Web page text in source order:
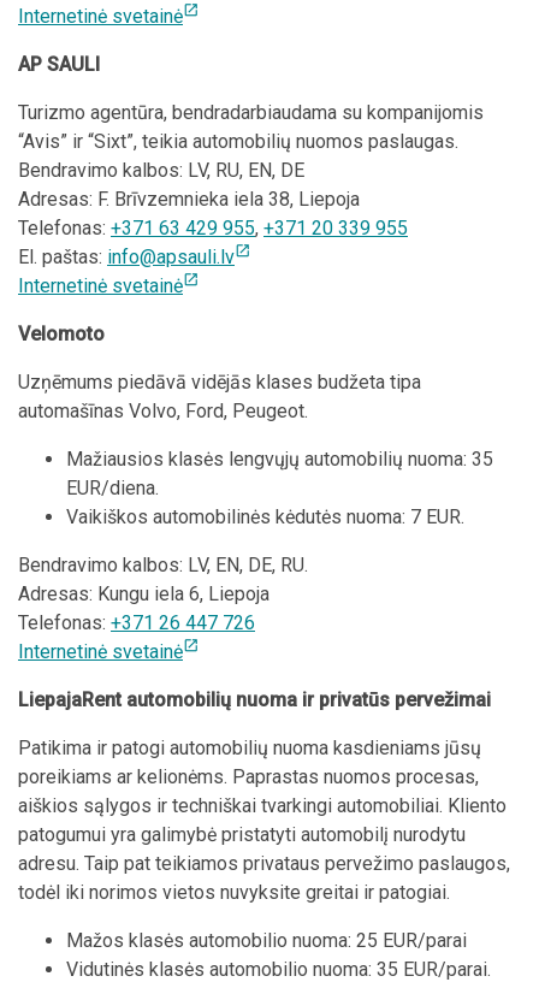
Internetinė svetainėopen_in_new
AP SAULI
Turizmo agentūra, bendradarbiaudama su kompanijomis
“Avis” ir “Sixt”, teikia automobilių nuomos paslaugas.
Bendravimo kalbos: LV, RU, EN, DE
Adresas: F. Brīvzemnieka iela 38, Liepoja
Telefonas: +371 63 429 955, +371 20 339 955
El. paštas: info@apsauli.lvopen_in_new
Internetinė svetainėopen_in_new
Velomoto
Uzņēmums piedāvā vidējās klases budžeta tipa
automašīnas Volvo, Ford, Peugeot.
Mažiausios klasės lengvųjų automobilių nuoma: 35
EUR/diena.
Vaikiškos automobilinės kėdutės nuoma: 7 EUR.
Bendravimo kalbos: LV, EN, DE, RU.
Adresas: Kungu iela 6, Liepoja
Telefonas: +371 26 447 726
Internetinė svetainėopen_in_new
LiepajaRent automobilių nuoma ir privatūs pervežimai
Patikima ir patogi automobilių nuoma kasdieniams jūsų
poreikiams ar kelionėms. Paprastas nuomos procesas,
aiškios sąlygos ir techniškai tvarkingi automobiliai. Kliento
patogumui yra galimybė pristatyti automobilį nurodytu
adresu. Taip pat teikiamos privataus pervežimo paslaugos,
todėl iki norimos vietos nuvyksite greitai ir patogiai.
Mažos klasės automobilio nuoma: 25 EUR/parai
Vidutinės klasės automobilio nuoma: 35 EUR/parai.